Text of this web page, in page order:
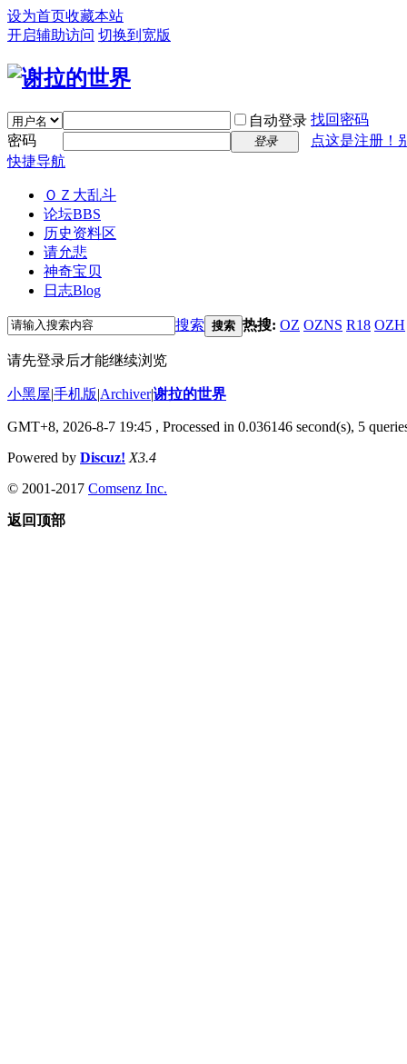
设为首页收藏本站
开启辅助访问 切换到宽版
自动登录 找回密码
密码
登录
点这是注册！
快捷导航
ＯＺ大乱斗
论坛BBS
历史资料区
请允悲
神奇宝贝
日志Blog
搜索 搜索 热搜: OZ OZNS R18 OZH
请先登录后才能继续浏览
小黑屋|手机版|Archiver|谢拉的世界
GMT+8, 2026-8-7 19:45 , Processed in 0.036146 second(s), 5
Powered by Discuz! X3.4
© 2001-2017 Comsenz Inc.
返回顶部